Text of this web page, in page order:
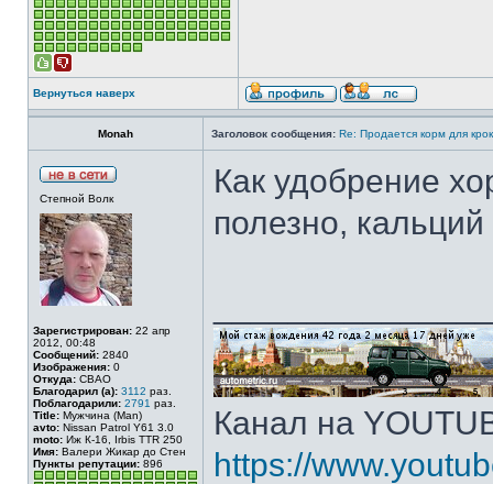
Вернуться наверх
Monah Заголовок сообщения: Re: Продается корм для
Степной Волк
Зарегистрирован: 22 апр
2012, 00:48
Сообщений: 2840
Изображения: 0
Откуда: СВАО
Благодарил (а): 3112 раз.
Поблагодарили: 2791 раз.
Title: Мужчина (Man)
avto: Nissan Patrol Y61 3.0
moto: Иж К-16, Irbis TTR 250
Имя: Валери Жикар до Стен
Пункты репутации: 896
Как удобрение
полезно,
Канал на
https://